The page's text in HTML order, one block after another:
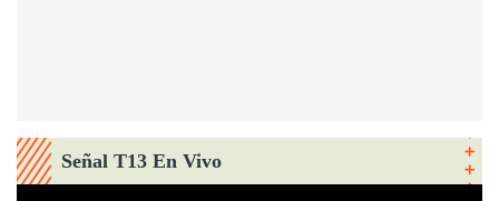
Señal T13 En Vivo